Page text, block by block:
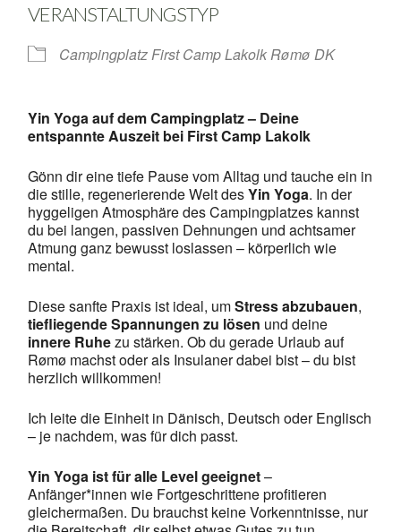
VERANSTALTUNGSTYP
Campingplatz First Camp Lakolk Rømø DK
Yin Yoga auf dem Campingplatz – Deine
entspannte Auszeit bei First Camp Lakolk
Gönn dir eine tiefe Pause vom Alltag und tauche ein in
die stille, regenerierende Welt desYin Yoga. In der
hyggeligen Atmosphäre des Campingplatzes kannst
du bei langen, passiven Dehnungen und achtsamer
Atmung ganz bewusst loslassen – körperlich wie
mental.
Diese sanfte Praxis ist ideal, umStress abzubauen,
tiefliegende Spannungen zu lösen und deine
innere Ruhezu stärken. Ob du gerade Urlaub auf
Rømø machst oder als Insulaner dabei bist – du bist
herzlich willkommen!
Ich leite die Einheit in Dänisch, Deutsch oder Englisch
– je nachdem, was für dich passt.
Yin Yoga ist für alle Level geeignet–
Anfänger*innen wie Fortgeschrittene profitieren
gleichermaßen. Du brauchst keine Vorkenntnisse, nur